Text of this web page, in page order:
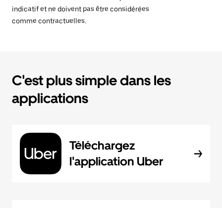
indicatif et ne doivent pas être considérées
comme contractuelles.
C'est plus simple dans les
applications
Téléchargez
l'application Uber